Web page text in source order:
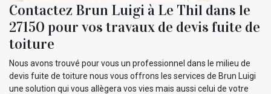
Contactez Brun Luigi à Le Thil dans le
27150 pour vos travaux de devis fuite de
toiture
Nous avons trouvé pour vous un professionnel dans le milieu de
devis fuite de toiture nous vous offrons les services de Brun Luigi
une solution qui vous allègera vos vies mais aussi celui de votre